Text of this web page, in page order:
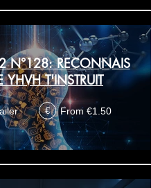
N°128: RECONNAIS
YHVH T'INSTRUIT
€ From €1.50